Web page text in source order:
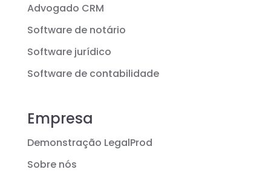
Advogado CRM
Software de notário
Software jurídico
Software de contabilidade
Empresa
Demonstração LegalProd
Sobre nós